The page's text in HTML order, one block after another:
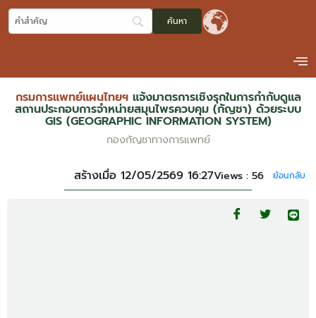
กรมการแพทย์แผนไทยฯ แจ้งมาตรการเชิงรุกในการกำกับดูแล
สถานประกอบการจำหน่ายสมุนไพรควบคุม (กัญชา) ด้วยระบบ
GIS (GEOGRAPHIC INFORMATION SYSTEM)
กองกัญชาทางการแพทย์
สร้างเมื่อ 12/05/2569 16:27Views : 56 ย้อนกลับ